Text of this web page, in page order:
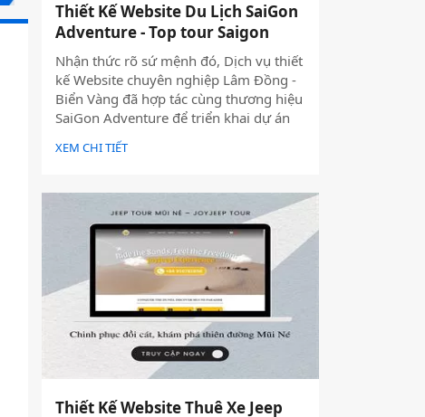
Thiết Kế Website Du Lịch SaiGon
Adventure - Top tour Saigon
Nhận thức rõ sứ mệnh đó, Dịch vụ thiết
kế Website chuyên nghiệp Lâm Đồng -
Biển Vàng đã hợp tác cùng thương hiệu
SaiGon Adventure để triển khai dự án
thiết kế website du lịch cao cấp tại địa
chỉ saigonadventure.com. Dự án không
vị thế dẫn đầu trong mảng tour trải
nghiệm Sài Gòn & Việt Nam mà còn là
minh chứng cho năng lực công nghệ và
tư duy UX/UI hiện đại từ Biển Vàng.
XEM CHI TIẾT
Thiết Kế Website Thuê Xe Jeep